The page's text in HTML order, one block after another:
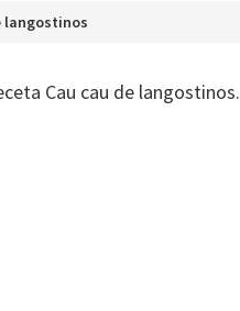
langostinos
Cau cau de langostinos.